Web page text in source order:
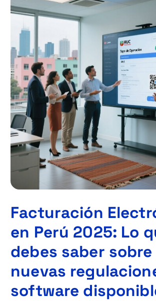
Facturación
en Perú 2025: Lo
debes saber sobre
nuevas
software